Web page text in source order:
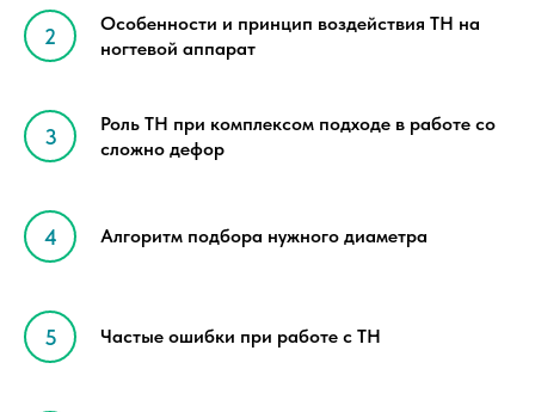
Особенности и принцип воздействия ТН на
ногтевой аппарат
Роль ТН при комплексом подходе в работе со
сложно дефор
Алгоритм подбора нужного диаметра
Частые ошибки при работе с ТН